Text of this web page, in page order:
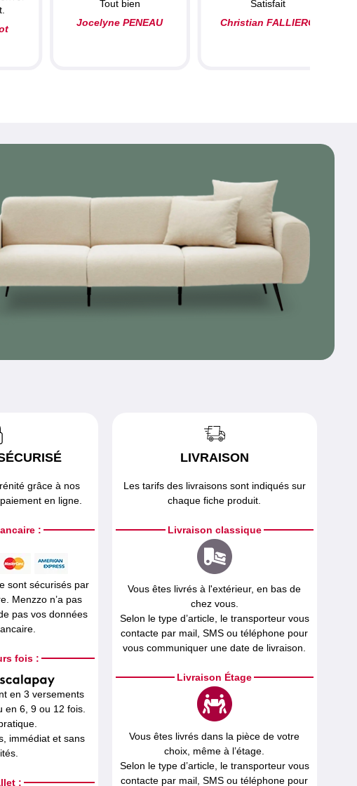
Tout bien
Jocelyne PENEAU
Satisfait
Christian FALLIERO
grâce à nos
en ligne.
:
sont sécurisés par
Menzzo n’a pas
pas vos données
fois :
en 3 versements
en 6, 9 ou 12 fois.
immédiat et sans
:
LIVRAISON
Les tarifs des livraisons sont indiqués sur
chaque fiche produit.
Livraison classique
Vous êtes livrés à l'extérieur, en bas de
chez vous.
Selon le type d’article, le transporteur vous
contacte par mail, SMS ou téléphone pour
vous communiquer une date de livraison.
Livraison Étage
Vous êtes livrés dans la pièce de votre
choix, même à l’étage.
Selon le type d’article, le transporteur vous
contacte par mail, SMS ou téléphone pour